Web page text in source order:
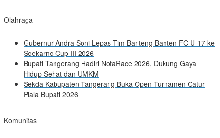
Olahraga
Gubernur Andra Soni Lepas Tim Banteng Banten FC U-17 ke
Soekarno Cup III 2026
Bupati Tangerang Hadiri NotaRace 2026, Dukung Gaya
Hidup Sehat dan UMKM
Sekda Kabupaten Tangerang Buka Open Turnamen Catur
Piala Bupati 2026
Komunitas